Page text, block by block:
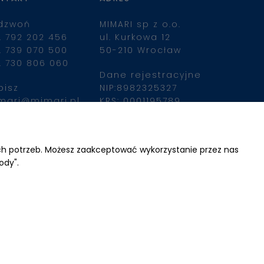
792 202 456
739 070 500
730 806 060
MIMARI sp z o.o.
ul. Kurkowa 12
50-210 Wrocław
Dane rejestracyjne
NIP:8982325327
KRS: 0001195789
Możesz zaakceptować wykorzystanie przez nas